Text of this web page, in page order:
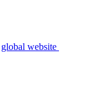
global website